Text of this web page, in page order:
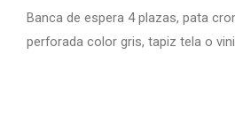
Banca de espera 4 plazas, pata
perforada color gris, tapiz tela o